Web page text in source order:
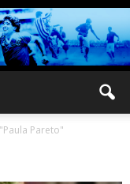
Pareto"